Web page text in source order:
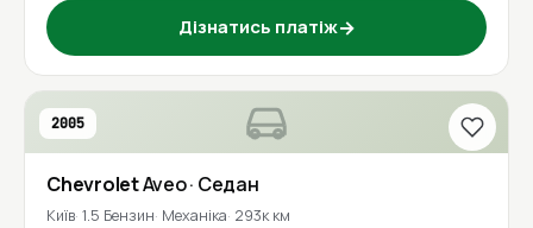
Дізнатись платіж→
2005
ChevroletAveo· Седан
Київ 1.5 Бензин Механіка 293к км